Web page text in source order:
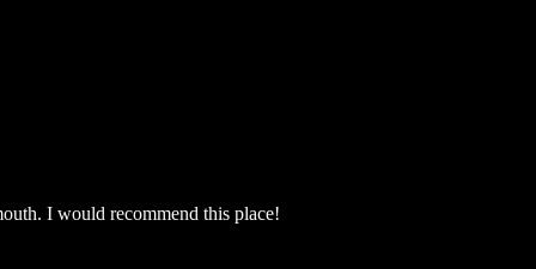
I would recommend this place!